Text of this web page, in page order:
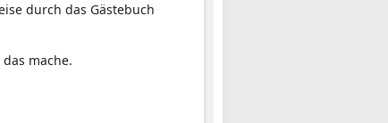
durch das Gästebuch
mache.